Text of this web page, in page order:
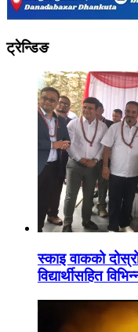
ट्रेन्डिङ
स्काइ वाकको
विद्यार्थीसहित